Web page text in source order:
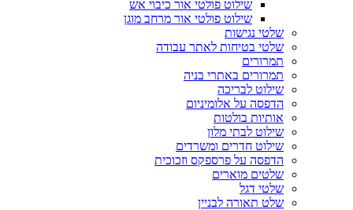
שילוט פולטי אור כיבוי אש
שילוט פולטי אור מרחב מוגן
שלטי נגישות
שלטי בטיחות לאתר עבודה
תמרורים
תמרורים באתרי בניה
שילוט לבריכה
הדפסה על אלומיניום
אותיות בולטות
שילוט לבתי מלון
שילוט חדרים ומשרדים
הדפסה על פרספקס וזכוכית
שלטים מוארים
שלטי דגל
שלט תאורה לבניין